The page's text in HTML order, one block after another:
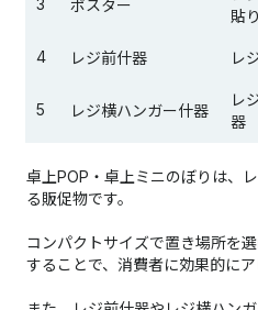
3 ポスター
貼
4 レジ前什器 レ
5 レジ横ハンガー什器
レ
器
卓上POP・卓上ミニのぼりは、
る販促物です。
コンパクトサイズで置き場所を
することで、消費者に効果的にア